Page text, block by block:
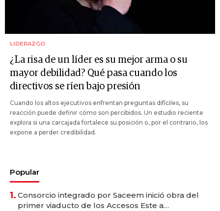
LIDERAZGO
¿La risa de un líder es su mejor arma o su
mayor debilidad? Qué pasa cuando los
directivos se ríen bajo presión
Cuando los altos ejecutivos enfrentan preguntas difíciles, su
reacción puede definir cómo son percibidos. Un estudio reciente
explora si una carcajada fortalece su posición o, por el contrario, los
expone a perder credibilidad.
Popular
1. Consorcio integrado por Saceem inició obra del
primer viaducto de los Accesos Este a